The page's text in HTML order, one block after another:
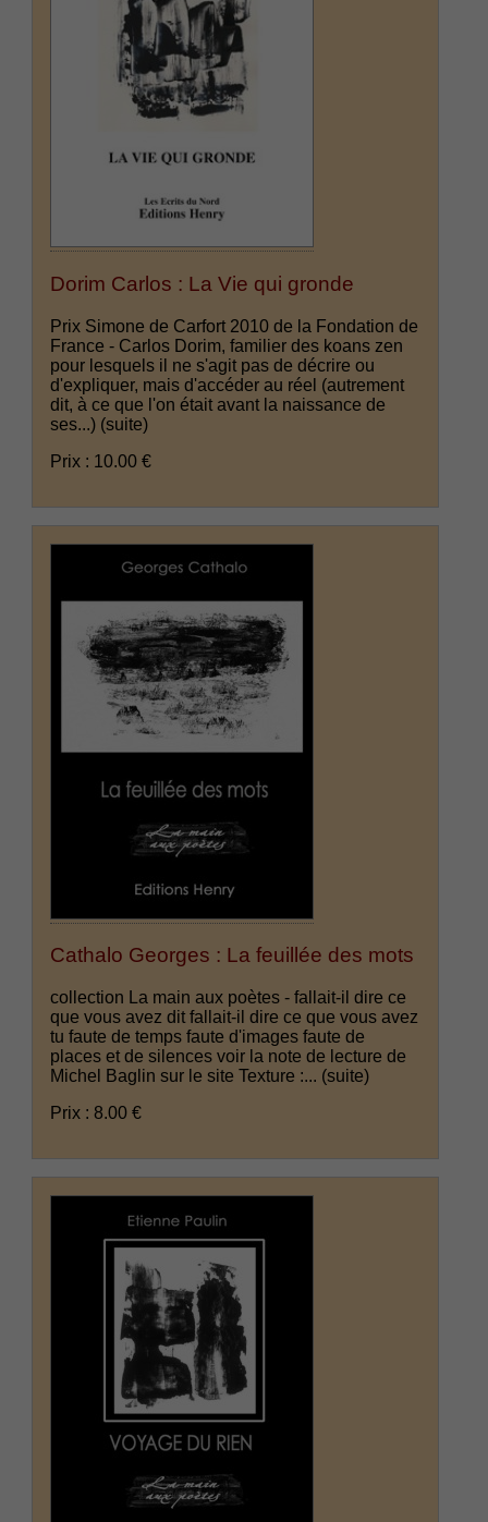
Dorim Carlos : La Vie qui gronde
Prix Simone de Carfort 2010 de la Fondation de
France - Carlos Dorim, familier des koans zen
pour lesquels il ne s'agit pas de décrire ou
d'expliquer, mais d'accéder au réel (autrement
dit, à ce que l'on était avant la naissance de
ses...) (suite)
Prix : 10.00 €
Cathalo Georges : La feuillée des mots
collection La main aux poètes - fallait-il dire ce
que vous avez dit fallait-il dire ce que vous avez
tu faute de temps faute d'images faute de
places et de silences voir la note de lecture de
Michel Baglin sur le site Texture :... (suite)
Prix : 8.00 €